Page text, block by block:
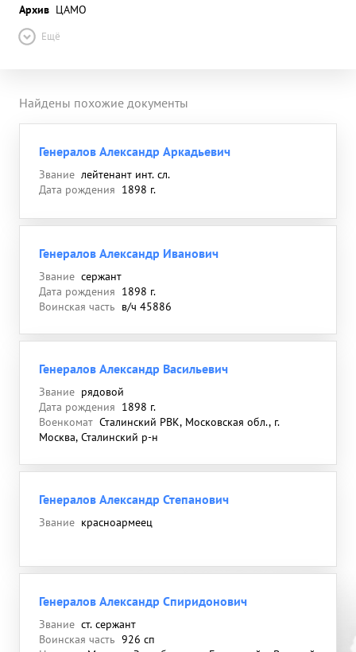
Архив ЦАМО
Ещё
Найдены похожие документы
Генералов Александр Аркадьевич
Звание лейтенант инт. сл.
Дата рождения 1898 г.
Генералов Александр Иванович
Звание сержант
Дата рождения 1898 г.
Воинская часть в/ч 45886
Генералов Александр Васильевич
Звание рядовой
Дата рождения 1898 г.
Военкомат Сталинский РВК, Московская обл., г.
Москва, Сталинский р-н
Генералов Александр Степанович
Звание красноармеец
Генералов Александр Спиридонович
Звание ст. сержант
Воинская часть 926 сп